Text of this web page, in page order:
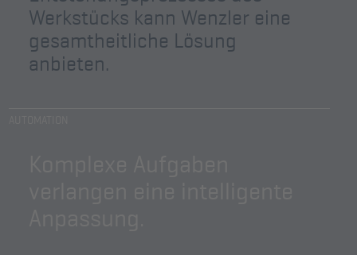
Werkstücks kann Wenzler eine
gesamtheitliche Lösung
anbieten.